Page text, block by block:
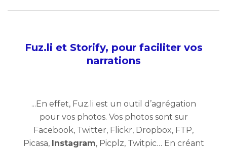
Fuz.li et Storify, pour faciliter vos
narrations
...En effet, Fuz.li est un outil d’agrégation
pour vos photos. Vos photos sont sur
Facebook, Twitter, Flickr, Dropbox, FTP,
Picasa, Instagram, Picplz, Twitpic… En créant